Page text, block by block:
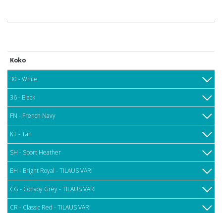
Koko
30 - White
36 - Black
FN - French Navy
KT - Tan
SH - Sport Heather
BH - Bright Royal - TILAUS VÄRI
CG - Convoy Grey - TILAUS VÄRI
CR - Classic Red - TILAUS VÄRI